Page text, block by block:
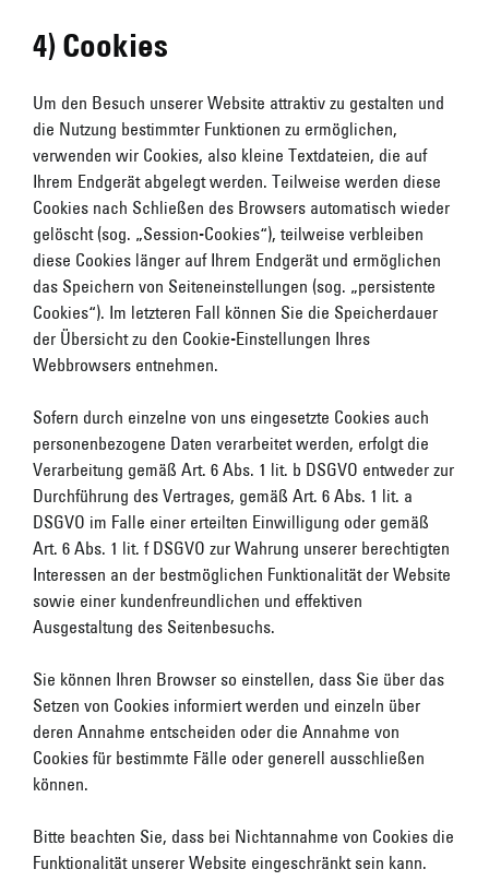
4) Cookies
Um den Besuch unserer Website attraktiv zu gestalten und
die Nutzung bestimmter Funktionen zu ermöglichen,
verwenden wir Cookies, also kleine Textdateien, die auf
Ihrem Endgerät abgelegt werden. Teilweise werden diese
Cookies nach Schließen des Browsers automatisch wieder
gelöscht (sog. „Session-Cookies“), teilweise verbleiben
diese Cookies länger auf Ihrem Endgerät und ermöglichen
das Speichern von Seiteneinstellungen (sog. „persistente
Cookies“). Im letzteren Fall können Sie die Speicherdauer
der Übersicht zu den Cookie-Einstellungen Ihres
Webbrowsers entnehmen.
Sofern durch einzelne von uns eingesetzte Cookies auch
personenbezogene Daten verarbeitet werden, erfolgt die
Verarbeitung gemäß Art. 6 Abs. 1 lit. b DSGVO entweder zur
Durchführung des Vertrages, gemäß Art. 6 Abs. 1 lit. a
DSGVO im Falle einer erteilten Einwilligung oder gemäß
Art. 6 Abs. 1 lit. f DSGVO zur Wahrung unserer berechtigten
Interessen an der bestmöglichen Funktionalität der Website
sowie einer kundenfreundlichen und effektiven
Ausgestaltung des Seitenbesuchs.
Sie können Ihren Browser so einstellen, dass Sie über das
Setzen von Cookies informiert werden und einzeln über
deren Annahme entscheiden oder die Annahme von
Cookies für bestimmte Fälle oder generell ausschließen
können.
Bitte beachten Sie, dass bei Nichtannahme von Cookies die
Funktionalität unserer Website eingeschränkt sein kann.